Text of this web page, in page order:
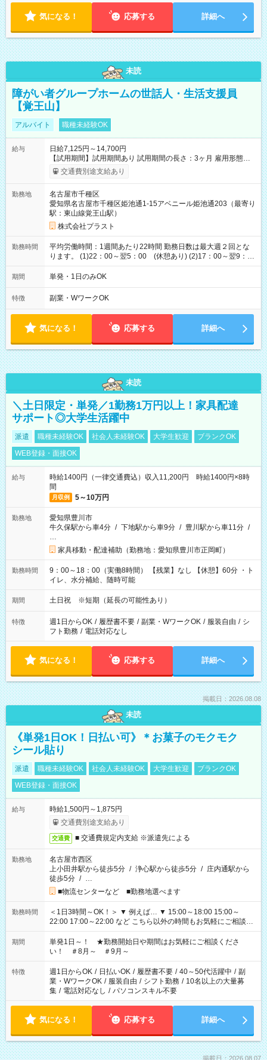
気になる！ 応募する 詳細へ
未読
障がい者グループホームの世話人・生活支援員
【覚王山】
アルバイト 職種未経験OK
給与
日給7,125円～14,700円
【試用期間】試用期間あり 試用期間の長さ：3ヶ月 雇用形態、
給与は本採用時と同じです。
交通費別途支給あり
勤務地
名古屋市千種区
愛知県名古屋市千種区姫池通1-15アベニール姫池通203（最寄り
駅：東山線覚王山駅）
株式会社プラスト
勤務時間
平均労働時間：1週間あたり22時間 勤務日数は最大週２回とな
ります。 (1)22：00～翌5：00 (休憩あり) (2)17：00～翌9：
00 (休憩あり) ３６協定提出済 平均労働時間：1週間あたり22
時間 勤務日数は最大週２回となります。 (1)22：00～翌5：00
期間 単発・1日のみOK
特徴 副業・WワークOK
気になる！ 応募する 詳細へ
未読
＼土日限定・単発／1勤務1万円以上！家具配達
サポート◎大学生活躍中
派遣 職種未経験OK 社会人未経験OK 大学生歓迎
ブランクOK
WEB登録・面接OK
給与
時給1400円（一律交通費込）収入11,200円 時給1400円×8時
間
月収例 5～10万円
勤務地
愛知県豊川市
牛久保駅から車4分 / 下地駅から車9分 / 豊川駅から車11分 /
…
家具移動・配達補助（勤務地：愛知県豊川市正岡町）
勤務時間
9：00～18：00（実働8時間） 【残業】なし 【休憩】60分 ・ト
イレ、水分補給、随時可能
期間 土日祝 ※短期（延長の可能性あり）
特徴 週1日からOK / 履歴書不要 / 副業・WワークOK / 服装自由 / シ
フト勤務 / 電話対応なし
気になる！ 応募する 詳細へ
掲載日：2026.08.08
未読
《単発1日OK！日払い可》＊お菓子のモクモク
シール貼り
派遣 職種未経験OK 社会人未経験OK 大学生歓迎
ブランクOK
WEB登録・面接OK
給与
時給1,500円～1,875円
交通費別途支給あり
交通費 ■ 交通費規定内支給 ※派遣先による
勤務地
名古屋市西区
上小田井駅から徒歩5分 / 浄心駅から徒歩5分 / 庄内通駅から
徒歩5分 / …
■物流センターなど ■勤務地選べます
勤務時間
＜1日3時間～OK！＞ ▼ 例えば… ▼ 15:00～18:00 15:00～
22:00 17:00～22:00 など こちら以外の時間もお気軽にご相談く
ださい！
期間
単発1日～！ ★勤務開始日や期間はお気軽にご相談くださ
い！ ＃8月～ ＃9月～
特徴 週1日からOK / 日払いOK / 履歴書不要 / 40～50代活躍中 / 副
業・WワークOK / 服装自由 / シフト勤務 / 10名以上の大量募
集 / 電話対応なし / パソコンスキル不要
気になる！ 応募する 詳細へ
掲載日：2026.08.07